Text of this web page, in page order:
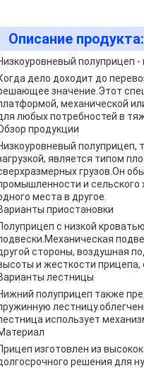
Описание продукта:
полуприцеп
дело доходит до
значение.Этот
механической
любых потребностей в
продукции
полуприцеп,
является типом
грузов.Он
и сельского
места в другое.
приостановки
с низкой
стороны, воздушная
и жесткости прицепа,
лестницы
полуприцеп также
использует
изготовлен из
решения для